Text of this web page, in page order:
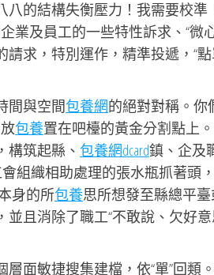
的結構失衡壓力！我需要校準
業及員工的一些特性訴求、“微
請求，特別運作，精準投遞，“
間與空間包養網的絕對對稱。你
包養置在吧檯的黃金分割點上。
構筑起縣、 包養網dcard鎮、企及
會組織相助處理的張水瓶抓著頭
身的所包養思所想發至縣總平
且消除了職工“不敢說、欠好
層面敏捷搜集建檔，依“單”回類